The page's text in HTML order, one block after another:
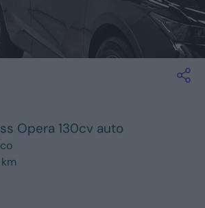
Vedi tutti i marchi
Opera 130cv auto